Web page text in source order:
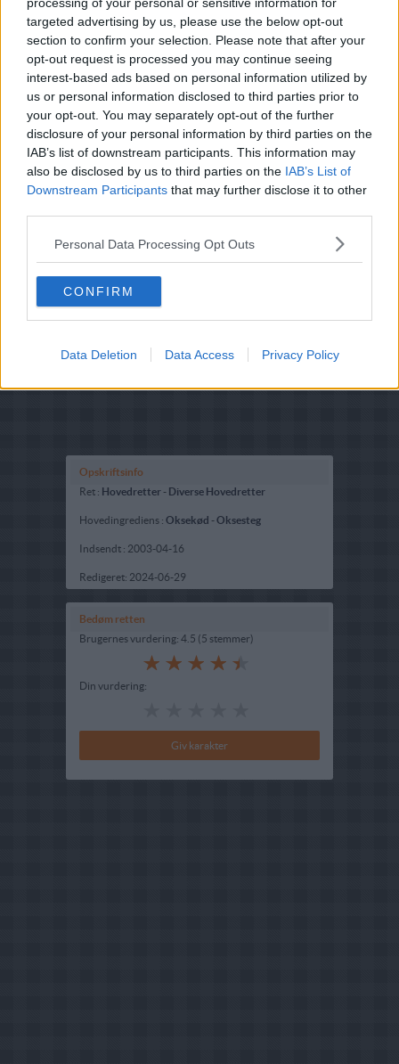
targeted advertising by us, please use the below opt-out
section to confirm your selection. Please note that after your
opt-out request is processed you may continue seeing
interest-based ads based on personal information utilized by
us or personal information disclosed to third parties prior to
your opt-out. You may separately opt-out of the further
disclosure of your personal information by third parties on the
IAB’s list of downstream participants. This information may
also be disclosed by us to third parties on the IAB’s List of
Downstream Participants that may further disclose it to other
Personal Data Processing Opt Outs
CONFIRM
Data Deletion Data Access Privacy Policy
Varm snittet blegselleri, små appelsinstykker og
brombær op i smør i en gryde, til bærrene moser let
ud. Smag til med salt, peber og evt. en smule sukker.
Skær stegen i tynde skiver og server disse sammen
med den varme sauce og kompotten. Giv kogte
pillekartofler til, der er drysses med timian og
varmet i smør og lidt honning.
Opskriftsinfo
Ret : Hovedretter - Diverse Hovedretter
Hovedingrediens : Oksekød -Oksesteg
Indsendt : 2003-04-16
Redigeret: 2024-06-29
Bedøm retten
Brugernes vurdering: 4.5 (5 stemmer)
Din vurdering: